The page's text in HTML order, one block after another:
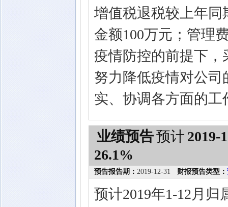
增值税退税较上年同
金额100万元；管理
疫情防控的前提下
努力降低疫情对公
实、协调各方面的工
业绩预告预计 2019-
26.1%
预告报告期： 2019-12-31 财报预告类型：
预计2019年1-12月